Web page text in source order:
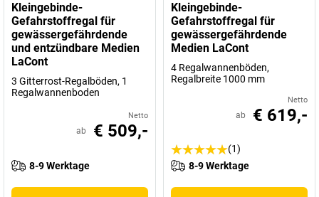
Kleingebinde-
Gefahrstoffregal für
gewässergefährdende
und entzündbare Medien
LaCont
3 Gitterrost-Regalböden, 1
Regalwannenboden
Netto
ab € 509,-
8-9 Werktage
Kleingebinde-
Gefahrstoffregal für
gewässergefährdende
Medien LaCont
4 Regalwannenböden,
Regalbreite 1000 mm
Netto
ab € 619,-
(1)
8-9 Werktage